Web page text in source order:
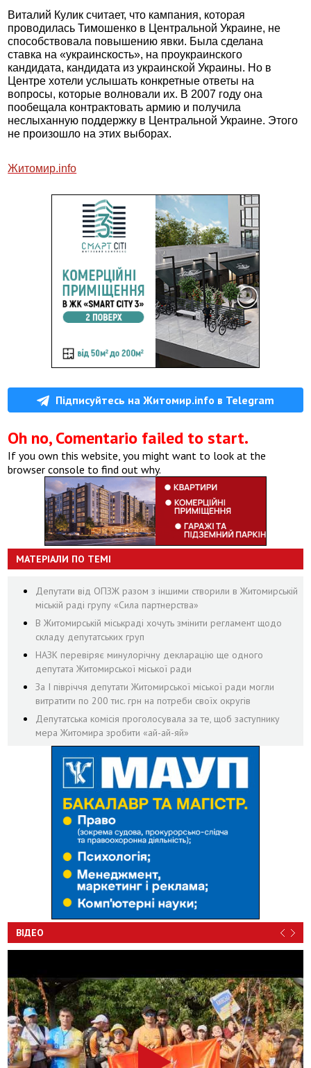
Виталий Кулик считает, что кампания, которая
проводилась Тимошенко в Центральной Украине, не
способствовала повышению явки. Была сделана
ставка на «украинскость», на проукраинского
кандидата, кандидата из украинской Украины. Но в
Центре хотели услышать конкретные ответы на
вопросы, которые волновали их. В 2007 году она
пообещала контрактовать армию и получила
неслыханную поддержку в Центральной Украине. Этого
не произошло на этих выборах.
Житомир.info
Підписуйтесь на Житомир.info в Telegram
Oh no, Comentario failed to start.
If you own this website, you might want to look at the
browser console to find out why.
МАТЕРІАЛИ ПО ТЕМІ
Депутати від ОПЗЖ разом з іншими створили в Житомирській
міській раді групу «Сила партнерства»
В Житомирській міськраді хочуть змінити регламент щодо
складу депутатських груп
НАЗК перевіряє минулорічну декларацію ще одного
депутата Житомирської міської ради
За І півріччя депутати Житомирської міської ради могли
витратити по 200 тис. грн на потреби своїх округів
Депутатська комісія проголосувала за те, щоб заступнику
мера Житомира зробити «ай-ай-яй»
ВІДЕО